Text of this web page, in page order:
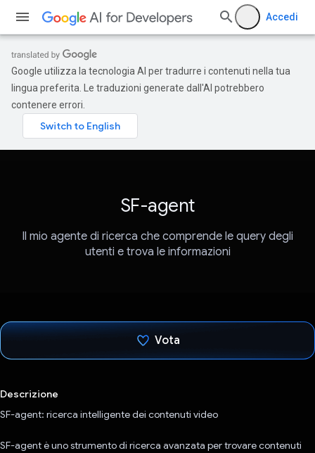
Accedi
Google utilizza la tecnologia AI per tradurre i contenuti nella tua
lingua preferita. Le traduzioni generate dall'AI potrebbero
contenere errori.
SF-agent
Il mio agente di ricerca che comprende le query degli
utenti e trova le informazioni
Vota
Descrizione
SF-agent: ricerca intelligente dei contenuti video
SF-agent è uno strumento di ricerca avanzata per trovare contenuti